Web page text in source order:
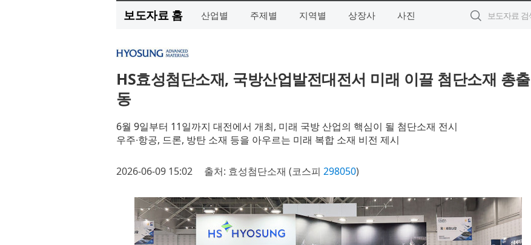
보도자료 홈 산업별 주제별 지역별 상장사 사진
HS효성첨단소재, 국방산업발전대전서 미래 이끌 첨단소재 총출
동
6월 9일부터 11일까지 대전에서 개최, 미래 국방 산업의 핵심이 될 첨단소재 전시
우주∙항공, 드론, 방탄 소재 등을 아우르는 미래 복합 소재 비전 제시
2026-06-09 15:02 출처: 효성첨단소재 (코스피 298050)